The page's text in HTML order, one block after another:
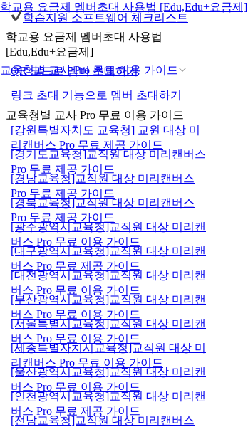
학교용 요금제 멤버초대 사용법 [Edu,Edu+요금제]
교육청별 교사 Pro 무료 이용 가이드
학습지원 소프트웨어 체크리스트
학교용 요금제 멤버초대 사용법
[Edu,Edu+요금제]
QR 코드로 멤버 초대하기
링크 초대 기능으로 멤버 초대하기
교육청별 교사 Pro 무료 이용 가이드
[강원특별자치도 교육청] 교원 대상 미
리캔버스 Pro 무료 제공 가이드
[경기도교육청]교직원 대상 미리캔버스
Pro 무료 제공 가이드
[경남교육청]교직원 대상 미리캔버스
Pro 무료 제공 가이드
[경북교육청]교직원 대상 미리캔버스
Pro 무료 제공 가이드
[광주광역시교육청]교직원 대상 미리캔
버스 Pro 무료 이용 가이드
[대구광역시교육청]교직원 대상 미리캔
버스 Pro 무료 제공 가이드
[대전광역시교육청]교직원 대상 미리캔
버스 Pro 무료 이용 가이드
[부산광역시교육청]교직원 대상 미리캔
버스 Pro 무료 이용 가이드
[서울특별시교육청]교직원 대상 미리캔
버스 Pro 무료 이용 가이드
[세종특별자치시교육청]교직원 대상 미
리캔버스 Pro 무료 이용 가이드
[울산광역시교육청]교직원 대상 미리캔
버스 Pro 무료 이용 가이드
[인천광역시교육청]교직원 대상 미리캔
버스 Pro 무료 제공 가이드
[전남교육청]교직원 대상 미리캔버스